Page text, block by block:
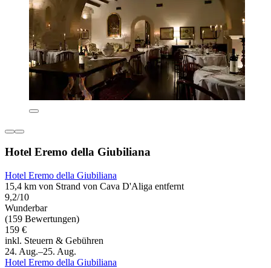
Hotel Eremo della Giubiliana
Hotel Eremo della Giubiliana
15,4 km von Strand von Cava D'Aliga entfernt
9,2/10
Wunderbar
(159 Bewertungen)
159 €
inkl. Steuern & Gebühren
24. Aug.–25. Aug.
Hotel Eremo della Giubiliana